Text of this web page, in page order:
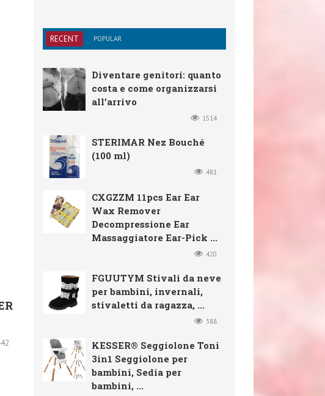
RECENT POPULAR
Diventare genitori: quanto
costa e come organizzarsi
all’arrivo
1514
STERIMAR Nez Bouché
(100 ml)
481
CXGZZM 11pcs Ear Ear
Wax Remover
Decompressione Ear
Massaggiatore Ear-Pick ...
420
FGUUTYM Stivali da neve
per bambini, invernali,
stivaletti da ragazza, ...
388
KESSER® Seggiolone Toni
3in1 Seggiolone per
bambini, Sedia per
bambini, ...